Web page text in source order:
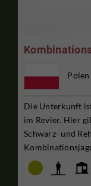
Polen
Die Unterkunft
im Revier. Hier
Schwarz- und